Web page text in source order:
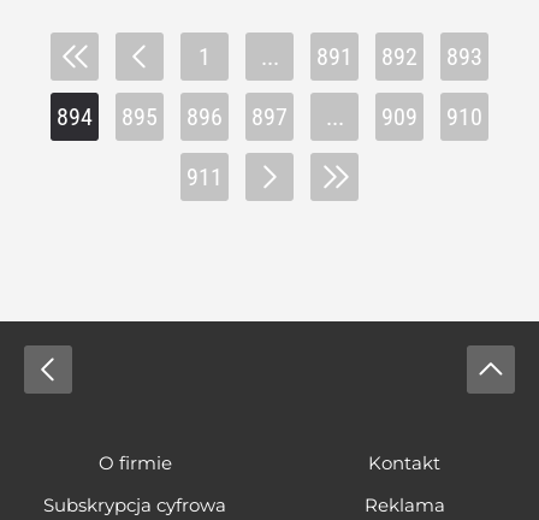
1 ... 891 892 893
894 895 896 897 ... 909 910
911
O firmie
Kontakt
Subskrypcja cyfrowa
Reklama